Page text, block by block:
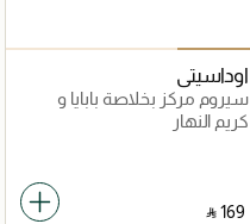
اوداسيتي
سيروم مركز بخلاصة بابايا و
جيرانيوم لتصبغات البشرة
كريم النهار
‎ ⃁ ⁦169⁩ ‎